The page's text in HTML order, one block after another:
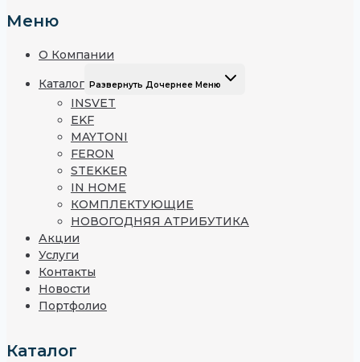
Меню
О Компании
Каталог Развернуть Дочернее Меню
INSVET
EKF
MAYTONI
FERON
STEKKER
IN HOME
КОМПЛЕКТУЮЩИЕ
НОВОГОДНЯЯ АТРИБУТИКА
Акции
Услуги
Контакты
Новости
Портфолио
Каталог